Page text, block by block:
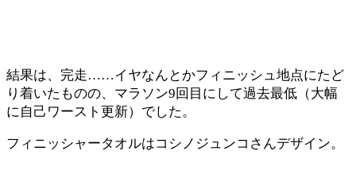
結果は、完走……イヤなんとかフィニッシュ地点にたど
り着いたものの、マラソン9回目にして過去最低（大幅
に自己ワースト更新）でした。
フィニッシャータオルはコシノジュンコさんデザイン。